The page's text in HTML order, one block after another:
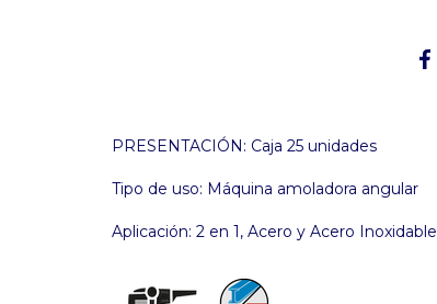
PRESENTACIÓN: Caja 25 unidades
Tipo de uso: Máquina amoladora angular
Aplicación: 2 en 1, Acero y Acero Inoxidable